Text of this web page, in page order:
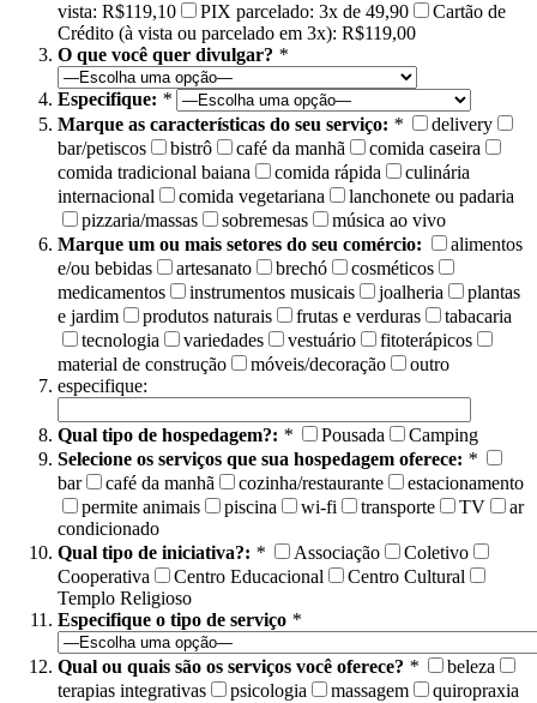
vista: R$119,10
PIX parcelado: 3x de 49,90
Cartão de
Crédito (à vista ou parcelado em 3x): R$119,00
O que você quer divulgar? *
Especifique: *
Marque as características do seu serviço: *
delivery
bar/petiscos
bistrô café da manhã
comida caseira
comida tradicional baiana
comida rápida
culinária
internacional
comida vegetariana
lanchonete ou padaria
pizzaria/massas
sobremesas
música ao vivo
Marque um ou mais setores do seu comércio:
alimentos
e/ou bebidas
artesanato brechó
cosméticos
medicamentos
instrumentos musicais joalheria
plantas
e jardim
produtos naturais frutas e verduras
tabacaria
tecnologia
variedades vestuário
fitoterápicos
material de construção
móveis/decoração
outro
especifique:
Qual tipo de hospedagem?: * Pousada
Camping
Selecione os serviços que sua hospedagem oferece: *
bar
café da manhã cozinha/restaurante
estacionamento
permite animais
piscina wi-fi transporte TV
ar
condicionado
Qual tipo de iniciativa?: * Associação
Coletivo
Cooperativa
Centro Educacional
Centro Cultural
Templo Religioso
Especifique o tipo de serviço *
Qual ou quais são os serviços você oferece? *
beleza
terapias integrativas
psicologia massagem
quiropraxia